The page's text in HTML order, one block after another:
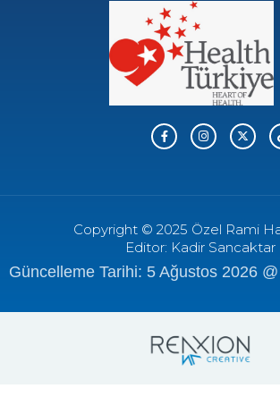
Copyright © 2025 Özel Rami
Editor: Kadir Sancaktar
Güncelleme Tarihi: 5 Ağustos 2026